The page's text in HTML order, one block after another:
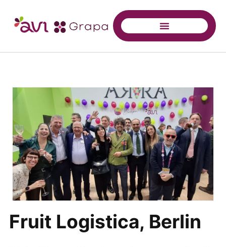
Fruit Logistica, Berlin